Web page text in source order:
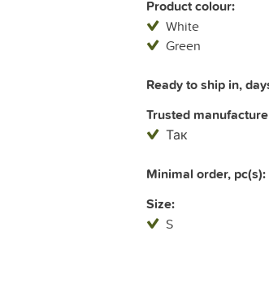
Product colour:
White
Green
Ready to ship in,
Trusted
Так
Minimal order, pc(s):
Size:
S